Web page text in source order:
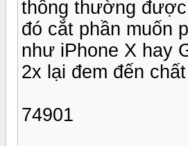
thông thường
đó cắt phần muốn
như iPhone X hay
2x lại đem đến
74901